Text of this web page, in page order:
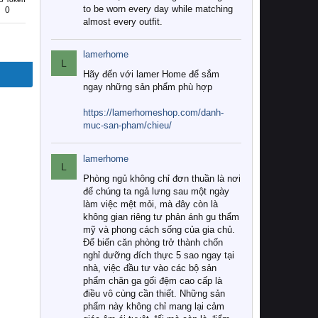
0
to be worn every day while matching
almost every outfit.
L
lamerhome
Hãy đến với lamer Home để sắm
ngay những sản phẩm phù hợp
https://lamerhomeshop.com/danh-
muc-san-pham/chieu/
L
lamerhome
Phòng ngủ không chỉ đơn thuần là nơi
để chúng ta ngả lưng sau một ngày
làm việc mệt mỏi, mà đây còn là
không gian riêng tư phản ánh gu thẩm
mỹ và phong cách sống của gia chủ.
Để biến căn phòng trở thành chốn
nghỉ dưỡng đích thực 5 sao ngay tại
nhà, việc đầu tư vào các bộ sản
phẩm chăn ga gối đệm cao cấp là
điều vô cùng cần thiết. Những sản
phẩm này không chỉ mang lại cảm